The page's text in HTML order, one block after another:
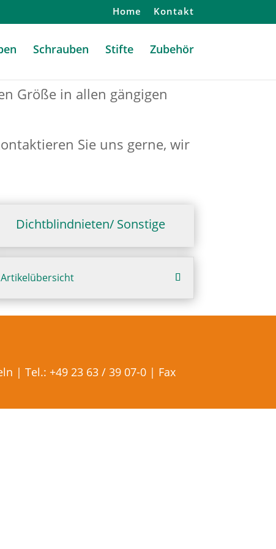
Home Kontakt
Schrauben Stifte Zubehör
Größe in allen gängigen
Sie uns gerne, wir
Dichtblindnieten/ Sonstige
Artikelübersicht
| Tel.: +49 23 63 / 39 07-0 | Fax